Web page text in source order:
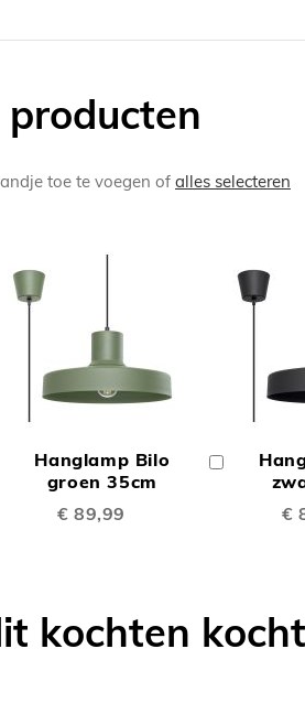
toe te voegen of alles selecteren
Hanglamp Bilo
groen 35cm
€ 89,99
Winkelwagen
TOEVOEGEN
TE
€
kochten